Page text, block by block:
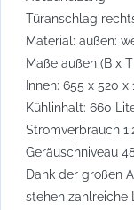
Türanschlag
Material: außen:
Maße außen (B x
Innen: 655 x 520 x
Kühlinhalt: 660
Stromverbrauch
Geräuschniveau
Dank der großen
stehen zahlreiche